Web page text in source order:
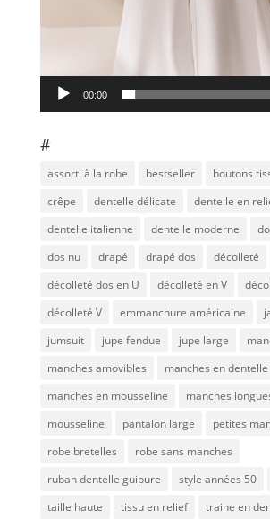
00:00
#
assorti à la robe bestseller boutons
crêpe
dentelle délicate
dentelle en
dentelle italienne
dentelle moderne
dos nu
drapé drapé dos décolleté
décolleté dos en U
décolleté en V
décolleté V
emmanchure américaine
jumsuit
jupe fendue jupe large
manches amovibles
manches en dentelle
manches en mousseline
manches
mousseline
pantalon large
petites
robe bretelles
robe sans manches
ruban dentelle guipure
style années 50
taille haute
tissu en relief traine en